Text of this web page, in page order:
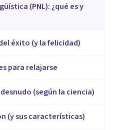
(PNL): ¿qué es y
éxito (y la felicidad)
para relajarse
(según la ciencia)
(y sus características)